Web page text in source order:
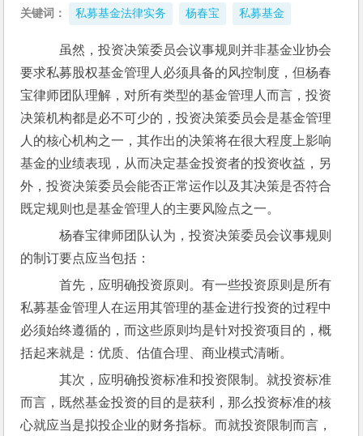
关键词： 私募基金法律实务 杨春宝 私募基金
虽然，投资决策委员会议事规则并非基金业协会
要求私募股权基金管理人必须具备的风控制度，但杨春
宝律师团队理解，对所有类型的基金管理人而言，投资
决策机构都是必不可少的，投资决策委员会是基金管理
人的核心机构之一，其作出的决策将在很大程度上影响
基金的业绩表现，从而决定基金投资者的投资收益，另
外，投资决策委员会能否正常运作以及其决策是否符合
既定规则也是基金管理人的主要风险点之一。
杨春宝律师团队认为，投资决策委员会议事规则
的制订要点应当包括：
首先，应明确投资原则。有一些投资原则是所有
私募基金管理人在运用其管理的基金进行投资的过程中
必须始终遵循的，而这些原则均是针对投资项目的，概
括起来就是：优质、估值合理、商业模式清晰。
其次，应明确投资标准和投资限制。就投资标准
而言，既然基金投资的目的是获利，那么投资标准的核
心就应当是拟投企业的财务指标。而就投资限制而言，